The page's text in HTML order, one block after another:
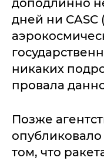
доподлинно
дней ни CASC
никаких
провала
Позже
том, что